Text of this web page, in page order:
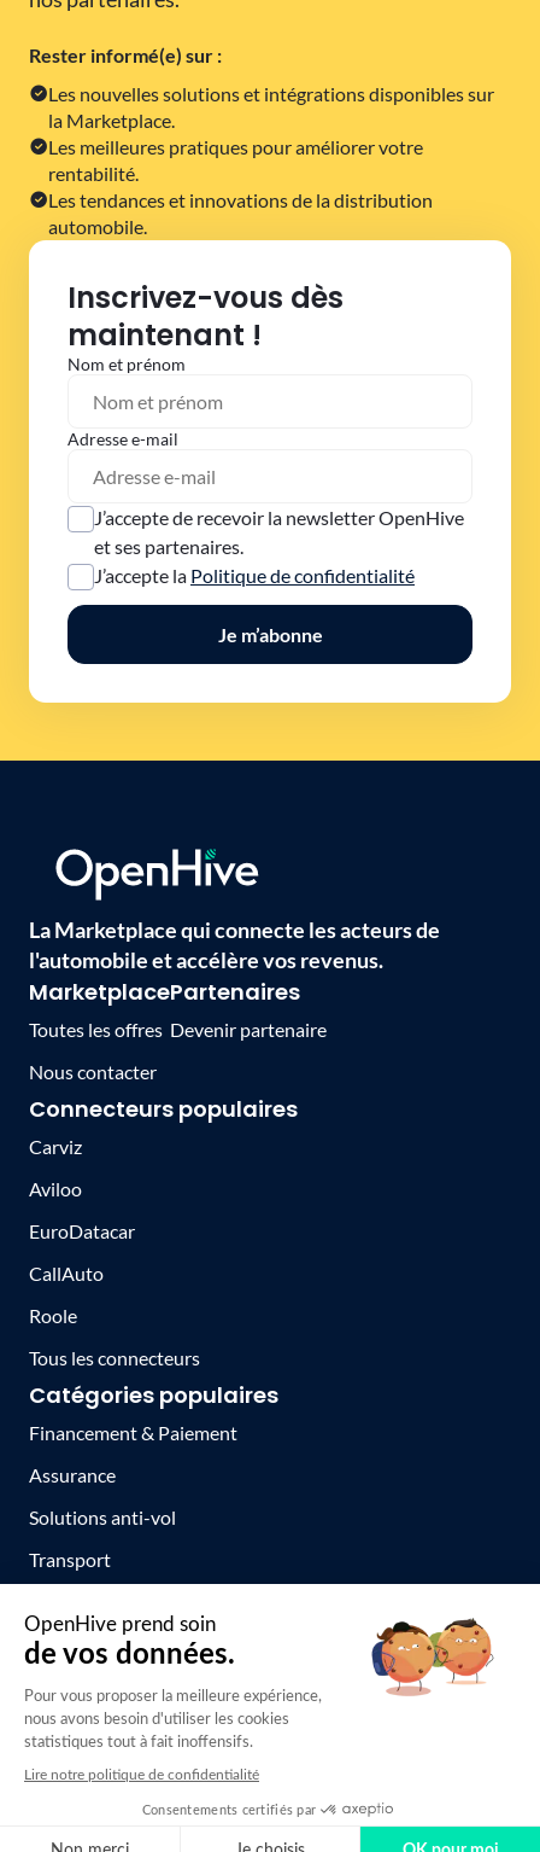
Rester informé(e) sur :
Les nouvelles solutions et intégrations disponibles sur
la Marketplace.
Les meilleures pratiques pour améliorer votre
rentabilité.
Les tendances et innovations de la distribution
automobile.
Inscrivez-vous dès
maintenant !
Nom et prénom
Adresse e-mail
J’accepte de recevoir la newsletter OpenHive
et ses partenaires.
J’accepte la Politique de confidentialité
Je m’abonne
La Marketplace qui connecte les acteurs de
l'automobile et accélère vos revenus.
Marketplace
Toutes les offres
Nous contacter
Partenaires
Devenir partenaire
Connecteurs populaires
Carviz
Aviloo
EuroDatacar
CallAuto
Roole
Tous les connecteurs
Catégories populaires
Financement & Paiement
Assurance
Solutions anti-vol
Transport
Mentions légales
Politique de confidentialité
Politique cookies
Conditions Générales d'Utilisation